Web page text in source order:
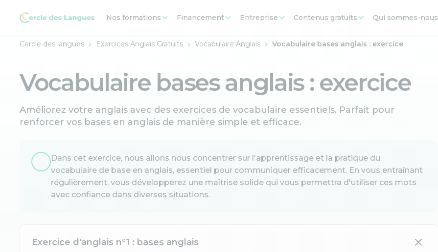
Nos formations Financement Entreprise Contenus gratuits Qui sommes-nous
Cercle des langues Exercices Anglais Gratuits Vocabulaire Anglais Vocabulaire bases anglais : exercice
Vocabulaire bases anglais : exercice
Améliorez votre anglais avec des exercices de vocabulaire essentiels. Parfait pour
renforcer vos bases en anglais de manière simple et efficace.
Dans cet exercice, nous allons nous concentrer sur l'apprentissage et la pratique du
vocabulaire de base en anglais, essentiel pour communiquer efficacement. En vous entraînant
régulièrement, vous développerez une maîtrise solide qui vous permettra d'utiliser ces mots
avec confiance dans diverses situations.
Exercice d'anglais n°1 : bases anglais